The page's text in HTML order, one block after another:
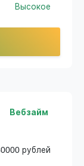
Высокое
Вебзайм
рублей